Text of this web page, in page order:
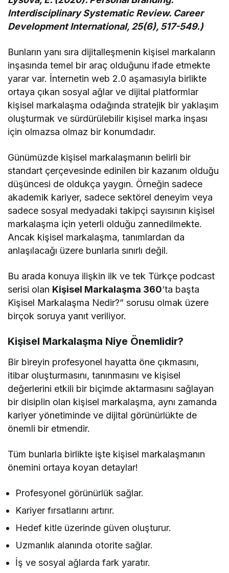
Interdisciplinary Systematic Review. Career
Development International, 25(6), 517-549.)
Bunların yanı sıra dijitalleşmenin kişisel markaların
inşasında temel bir araç olduğunu ifade etmekte
yarar var. İnternetin web 2.0 aşamasıyla birlikte
ortaya çıkan sosyal ağlar ve dijital platformlar
kişisel markalaşma odağında stratejik bir yaklaşım
oluşturmak ve sürdürülebilir kişisel marka inşası
için olmazsa olmaz bir konumdadır.
Günümüzde kişisel markalaşmanın belirli bir
standart çerçevesinde edinilen bir kazanım olduğu
düşüncesi de oldukça yaygın. Örneğin sadece
akademik kariyer, sadece sektörel deneyim veya
sadece sosyal medyadaki takipçi sayısının kişisel
markalaşma için yeterli olduğu zannedilmekte.
Ancak kişisel markalaşma, tanımlardan da
anlaşılacağı üzere bunlarla sınırlı değil.
Bu arada konuya ilişkin ilk ve tek Türkçe podcast
serisi olan Kişisel Markalaşma 360‘ta başta
Kişisel Markalaşma Nedir?” sorusu olmak üzere
birçok soruya yanıt veriliyor.
Kişisel Markalaşma Niye Önemlidir?
Bir bireyin profesyonel hayatta öne çıkmasını,
itibar oluşturmasını, tanınmasını ve kişisel
değerlerini etkili bir biçimde aktarmasını sağlayan
bir disiplin olan kişisel markalaşma, aynı zamanda
kariyer yönetiminde ve dijital görünürlükte de
önemli bir etmendir.
Tüm bunlarla birlikte işte kişisel markalaşmanın
önemini ortaya koyan detaylar!
Profesyonel görünürlük sağlar.
Kariyer fırsatlarını artırır.
Hedef kitle üzerinde güven oluşturur.
Uzmanlık alanında otorite sağlar.
İş ve sosyal ağlarda fark yaratır.